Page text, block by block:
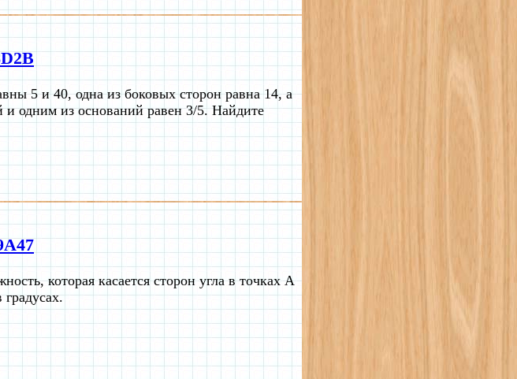
5 и 40, одна из боковых сторон равна 14, а
и одним из оснований равен 3/5. Найдите
которая касается сторон угла в точках A